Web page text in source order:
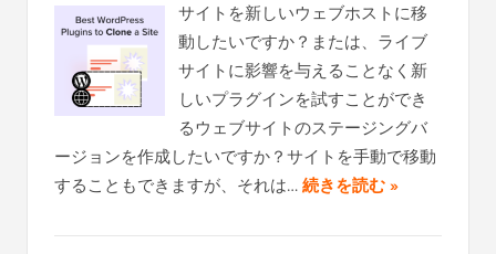
サイトを新しいウェブホストに移
動したいですか？または、ライブ
サイトに影響を与えることなく新
しいプラグインを試すことができ
るウェブサイトのステージングバ
ージョンを作成したいですか？サイトを手動で移動
することもできますが、それは…続きを読む »